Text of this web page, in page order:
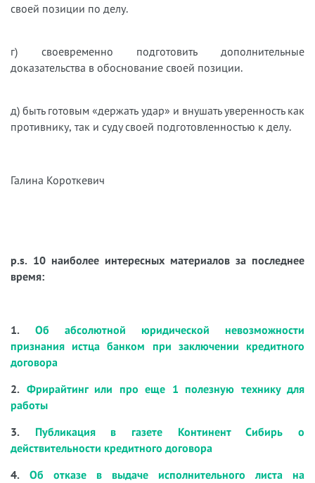
своей позиции по делу.
г) своевременно подготовить дополнительные
доказательства в обоснование своей позиции.
д) быть готовым «держать удар» и внушать уверенность как
противнику, так и суду своей подготовленностью к делу.
Галина Короткевич
p.s. 10 наиболее интересных материалов за последнее
время:
1. Об абсолютной юридической невозможности
признания истца банком при заключении кредитного
договора
2. Фрирайтинг или про еще 1 полезную технику для
работы
3. Публикация в газете Континент Сибирь о
действительности кредитного договора
4. Об отказе в выдаче исполнительного листа на